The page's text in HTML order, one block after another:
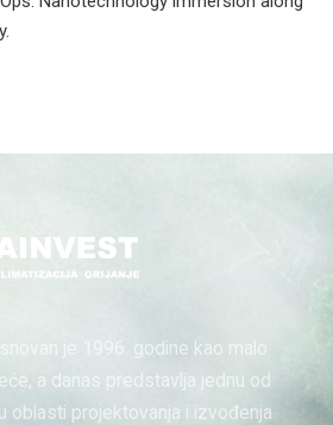
je 1996. godine kao malo
a danas predstavlja jednu od
oblasti projektovanja i izvođenja